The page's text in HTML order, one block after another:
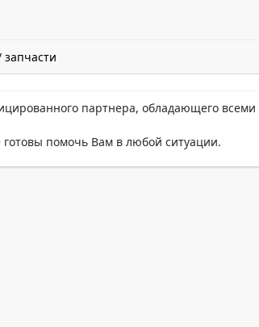
партнера, обладающего всеми
помочь Вам в любой ситуации.